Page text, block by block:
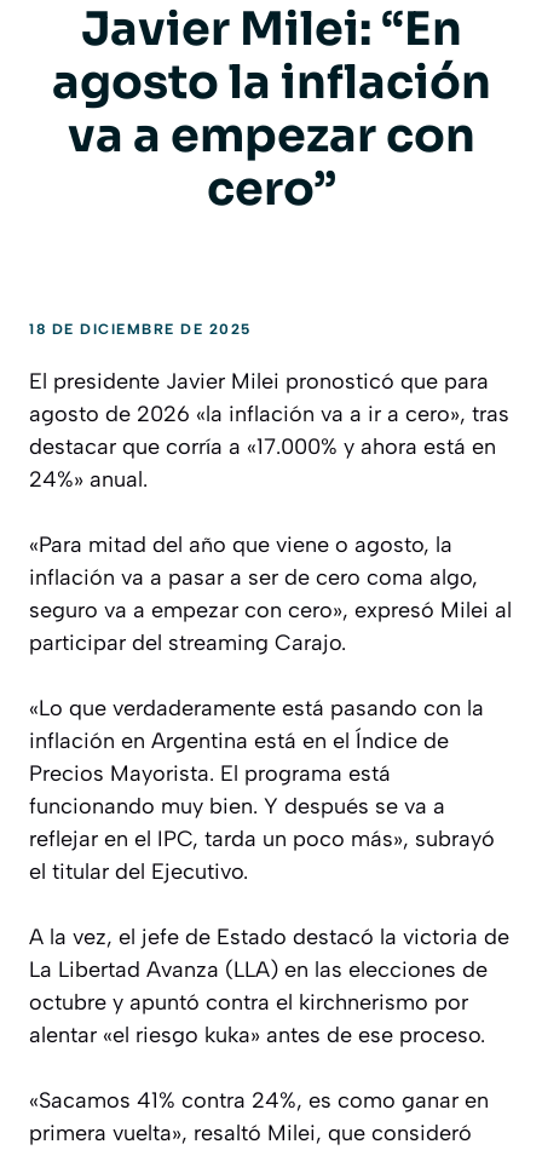
Javier Milei: “En
agosto la inflación
va a empezar con
cero”
18 DE DICIEMBRE DE 2025
El presidente Javier Milei pronosticó que para
agosto de 2026 «la inflación va a ir a cero», tras
destacar que corría a «17.000% y ahora está en
24%» anual.
«Para mitad del año que viene o agosto, la
inflación va a pasar a ser de cero coma algo,
seguro va a empezar con cero», expresó Milei al
participar del streaming Carajo.
«Lo que verdaderamente está pasando con la
inflación en Argentina está en el Índice de
Precios Mayorista. El programa está
funcionando muy bien. Y después se va a
reflejar en el IPC, tarda un poco más», subrayó
el titular del Ejecutivo.
A la vez, el jefe de Estado destacó la victoria de
La Libertad Avanza (LLA) en las elecciones de
octubre y apuntó contra el kirchnerismo por
alentar «el riesgo kuka» antes de ese proceso.
«Sacamos 41% contra 24%, es como ganar en
primera vuelta», resaltó Milei, que consideró